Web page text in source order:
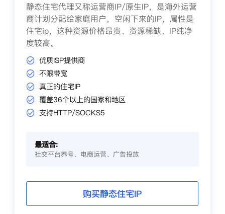
静态住宅代理又称运营商IP/原生IP，是海外运营
商计划分配给家庭用户，空闲下来的IP，属性是
住宅ip，这种资源价格昂贵、资源稀缺、IP纯净
度较高。
优质ISP提供商
不限带宽
真正的住宅IP
覆盖36个以上的国家和地区
支持HTTP/SOCKS5
最适合:
社交平台养号、电商运营、广告投放
购买静态住宅IP